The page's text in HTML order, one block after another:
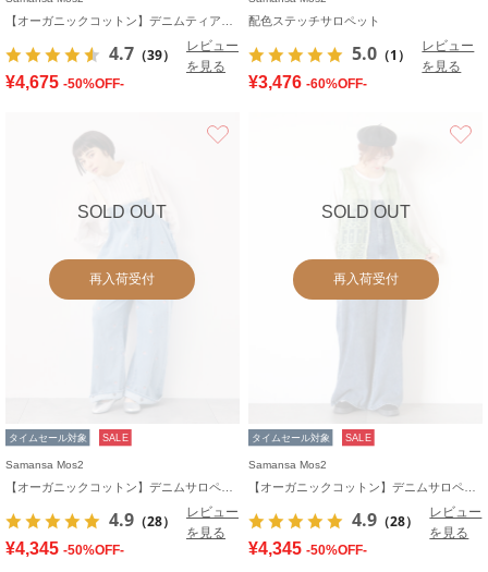
4.7 （39）
レビュー
を見る
¥4,675 -50%OFF-
配色ステッチサロペット
5.0 （1）
レビュー
を見る
¥3,476 -60%OFF-
SOLD OUT
再入荷受付
タイムセール対象 SALE
Samansa Mos2
4.9 （28）
レビュー
を見る
¥4,345 -50%OFF-
SOLD OUT
再入荷受付
タイムセール対象 SALE
Samansa Mos2
4.9 （28）
レビュー
を見る
¥4,345 -50%OFF-